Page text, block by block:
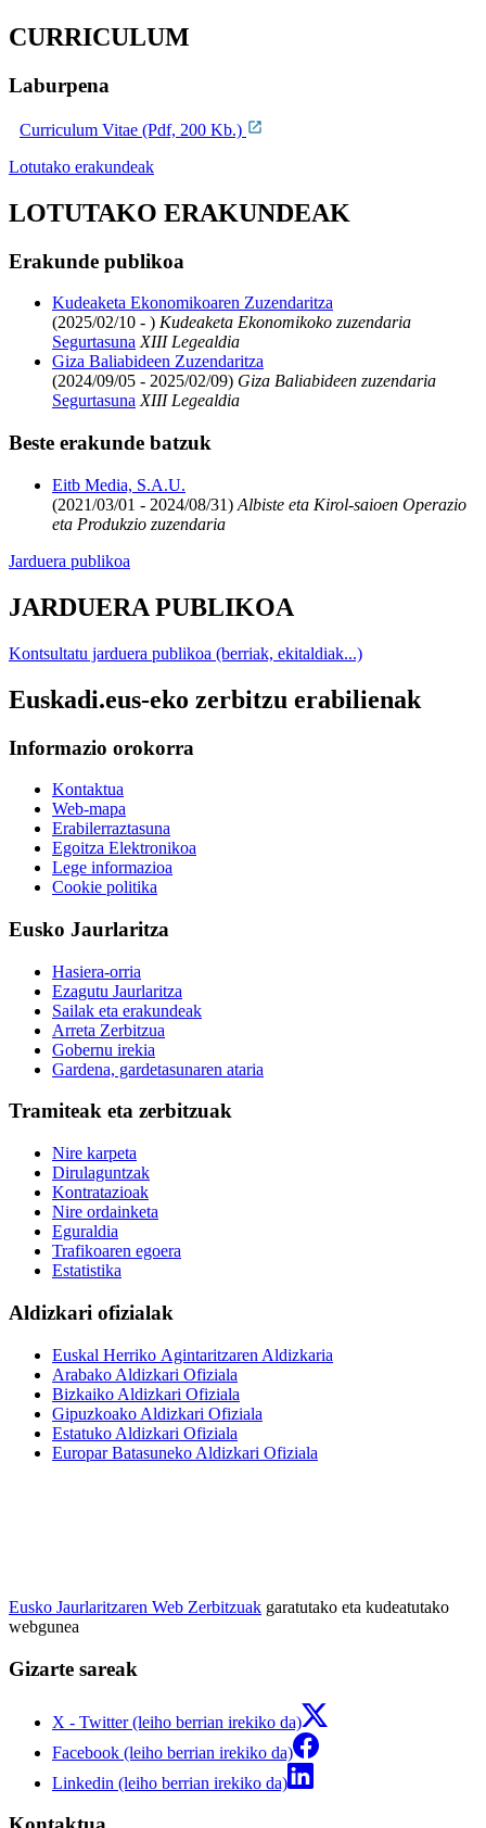
CURRICULUM
Laburpena
Curriculum Vitae (Pdf, 200 Kb.)
Lotutako erakundeak
LOTUTAKO ERAKUNDEAK
Erakunde publikoa
Kudeaketa Ekonomikoaren Zuzendaritza
(2025/02/10 - ) Kudeaketa Ekonomikoko zuzendaria
SegurtasunaXIII Legealdia
Giza Baliabideen Zuzendaritza
(2024/09/05 - 2025/02/09) Giza Baliabideen zuzendaria
SegurtasunaXIII Legealdia
Beste erakunde batzuk
Eitb Media, S.A.U.
(2021/03/01 - 2024/08/31) Albiste eta Kirol-saioen Operazio
eta Produkzio zuzendaria
Jarduera publikoa
JARDUERA PUBLIKOA
Kontsultatu jarduera publikoa (berriak, ekitaldiak...)
Euskadi.eus-eko zerbitzu erabilienak
Informazio orokorra
Kontaktua
Web-mapa
Erabilerraztasuna
Egoitza Elektronikoa
Lege informazioa
Cookie politika
Eusko Jaurlaritza
Hasiera-orria
Ezagutu Jaurlaritza
Sailak eta erakundeak
Arreta Zerbitzua
Gobernu irekia
Gardena, gardetasunaren ataria
Tramiteak eta zerbitzuak
Nire karpeta
Dirulaguntzak
Kontratazioak
Nire ordainketa
Eguraldia
Trafikoaren egoera
Estatistika
Aldizkari ofizialak
Euskal Herriko Agintaritzaren Aldizkaria
Arabako Aldizkari Ofiziala
Bizkaiko Aldizkari Ofiziala
Gipuzkoako Aldizkari Ofiziala
Estatuko Aldizkari Ofiziala
Europar Batasuneko Aldizkari Ofiziala
Eusko Jaurlaritzaren Web Zerbitzuak garatutako eta kudeatutako
webgunea
Gizarte sareak
X - Twitter (leiho berrian irekiko da)
Facebook (leiho berrian irekiko da)
Linkedin (leiho berrian irekiko da)